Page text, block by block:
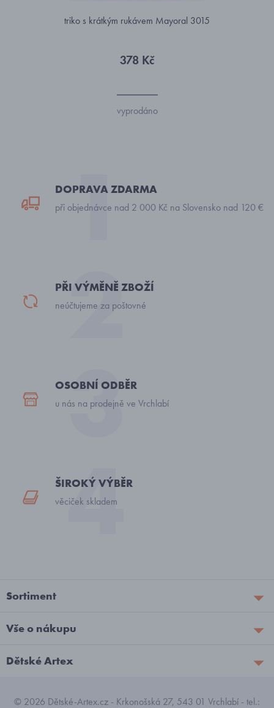
triko s krátkým rukávem Mayoral 3015
378 Kč
vyprodáno
DOPRAVA ZDARMA
při objednávce nad 2 000 Kč na Slovensko nad 120 €
PŘI VÝMĚNĚ ZBOŽÍ
neúčtujeme za poštovné
OSOBNÍ ODBĚR
u nás na prodejně ve Vrchlabí
ŠIROKÝ VÝBĚR
věciček skladem
Sortiment
Vše o nákupu
Dětské Artex
© 2026 Dětské-Artex.cz - Krkonošská 27, 543 01 Vrchlabí - tel.: